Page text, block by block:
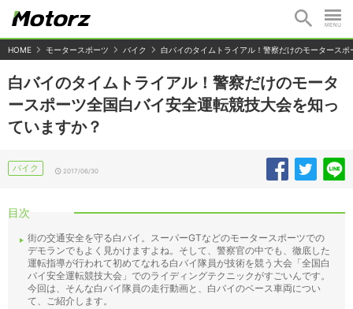
HOME モータースポーツ バイク 白バイのタイムトライアル！警察だけのモータース
白バイのタイムトライアル！警察だけのモータ
ースポーツ全国白バイ安全運転競技大会を知っ
ていますか？
バイク 2017/06/30
目次
街の交通安全を守る白バイ。スーパーGTなどのモータースポーツでの
デモランでもよく見かけますよね。そして、警察官の中でも、徹底した
運転指導が行われて初めてなれる白バイ隊員が技術を競う大会「全国白
バイ安全運転競技大会」でのライディングテクニックがすごいんです。
今回は、そんな白バイ隊員の走行動画と、白バイのベース車両につい
て、ご紹介します。